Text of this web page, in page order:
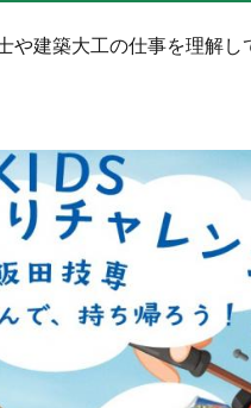
や建築大工の仕事を理解し